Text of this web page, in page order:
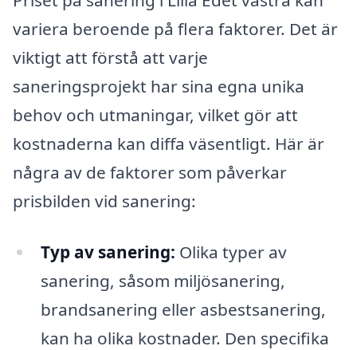
variera beroende på flera faktorer. Det är
viktigt att förstå att varje
saneringsprojekt har sina egna unika
behov och utmaningar, vilket gör att
kostnaderna kan diffa väsentligt. Här är
några av de faktorer som påverkar
prisbilden vid sanering:
Typ av sanering: Olika typer av
sanering, såsom miljösanering,
brandsanering eller asbestsanering,
kan ha olika kostnader. Den specifika